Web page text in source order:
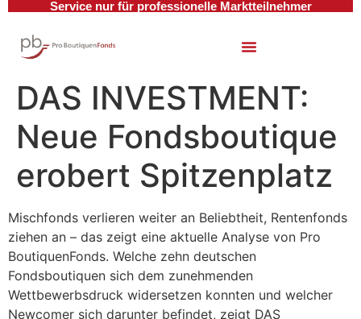
Service nur für professionelle Marktteilnehmer
DAS INVESTMENT:
Neue Fondsboutique
erobert Spitzenplatz
Mischfonds verlieren weiter an Beliebtheit, Rentenfonds
ziehen an – das zeigt eine aktuelle Analyse von Pro
BoutiquenFonds. Welche zehn deutschen
Fondsboutiquen sich dem zunehmenden
Wettbewerbsdruck widersetzen konnten und welcher
Newcomer sich darunter befindet, zeigt DAS